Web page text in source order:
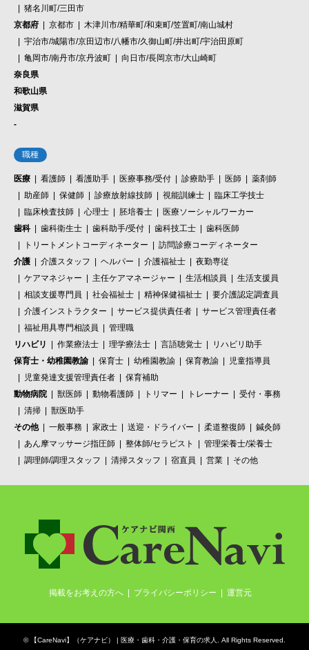
猪名川町/三田市
京都府
京都市
木津川市/精華町/和束町/笠置町/南山城村
宇治市/城陽市/京田辺市/八幡市/久御山町/井出町/宇治田原町
亀岡市/南丹市/京丹波町
向日市/長岡京市/大山崎町
奈良県
和歌山県
滋賀県
-
職種
医療 看護師 看護助手 医療事務/受付 診療助手 医師
薬剤師
助産師
保健師 診療放射線技師 視能訓練士
臨床工学技士
臨床検査技師
心理士 胚培養士
医療ソーシャルワーカー
歯科
歯科衛生士 歯科助手/受付 歯科技工士
歯科医師
トリートメントコーディネーター
訪問診療コーディネーター
介護
介護スタッフ ヘルパー 介護福祉士
夜勤専従
ケアマネジャー
主任ケアマネージャー 生活相談員
生活支援員
相談支援専門員
社会福祉士 精神保健福祉士
要介護認定調査員
介護インストラクター
サービス提供責任者
サービス管理責任者
福祉用具専門相談員
管理職
リハビリ
作業療法士 理学療法士 言語聴覚士
リハビリ助手
保育士・幼稚園教諭
保育士 幼稚園教諭 保育教諭
児童指導員
児童発達支援管理責任者
保育補助
動物病院
獣医師 動物看護師 トリマー トレーナー
受付・事務
清掃
獣医助手
その他
一般事務 家政士 送迎・ドライバー 柔道整復師
鍼灸師
あん摩マッサージ指圧師
整体師/セラピスト
管理栄養士/栄養士
調理師/調理スタッフ
清掃スタッフ 宿直員 営業 その他
掲載をお考えの方へ プライバシーポリシー 運営元
© 【CareNavi】（ケアナビ） | 医療・歯科・介護・保育の求人‎ . All Rights Reserved.